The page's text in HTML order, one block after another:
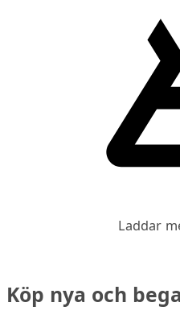
Laddar
Köp nya och